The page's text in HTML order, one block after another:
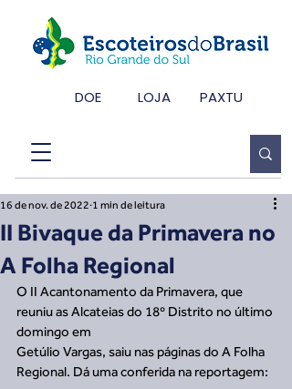
DOE LOJA PAXTU
II Bivaque da Primavera no
A Folha Regional
16 de nov. de 2022 1 min de leitura
O II Acantonamento da Primavera, que
reuniu as Alcateias do 18º Distrito no último
domingo em
Getúlio Vargas, saiu nas páginas do A Folha
Regional. Dá uma conferida na reportagem: